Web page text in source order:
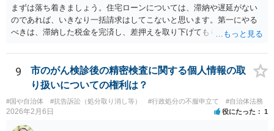
まずは落ち着きましょう。住宅ローンについては、滞納や遅延がない
のであれば、いきなり一括請求はしてこないと思います。第一にやる
べきは、滞納した税金を完済し、差押えを取り下げてもらうことで
9
市のがん検診後の精密検査に関する個人情報の取
り扱いについての権利は？
#国や自治体 #抗告訴訟（処分取り消し等） #行政処分の不服申立て #自治体法務
2026年2月6日 役にたった 1